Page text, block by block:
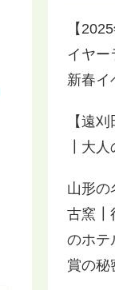
【
イヤ
新春イ
【遠
┃大人
山形の
古窯┃
のホテ
賞の秘